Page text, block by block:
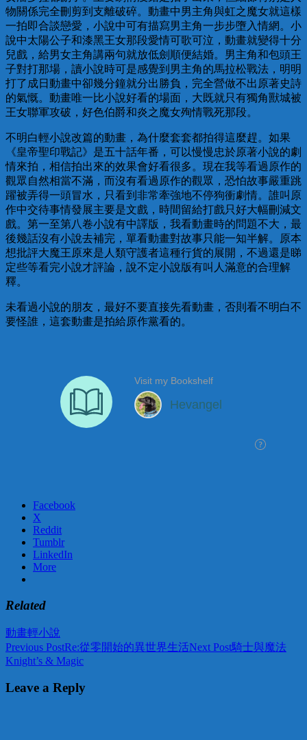
物關係完全刪剪到支離破碎。動畫中男主角與虹之魔女就這樣
一拍即合談戀愛，小說中可有描寫男主角一步步墮入情網。小
說中太陽公子和漆黑王女那段愛情可歌可泣，動畫就變得十分
兒戲，給男女主角講兩句就放低劍順便結婚。男主角和包頭王
子對打那場，讀小說時可是感覺到男主角的馬拉松戰法，明明
打了成日動畫中卻幾分鐘就分出勝負，完全營做不出原著史詩
的氣慨。動畫唯一比小說好看的場面，大既就只有獨角獸城被
王女聯軍攻破，好色伯爵和炎之魔女殉情戰死那段。
不明白輕小說改篇的動畫，為什麼套套都拍得這麼趕。如果
《皇帝聖印戰記》是五十話年番，可以慢慢忠於原著小說的劇
情來拍，相信拍出來的效果會好看很多。現在我等看過原作的
觀眾自然相當不滿，而沒有看過原作的觀眾，恐怕故事嚴重跳
躍被弄得一頭冒水，只看到非常牽強地不停狗衝劇情。誰叫原
作中交待事情發展主要是文戲，時間留給打戲只好大幅刪減文
戲。第一至第八卷小說有中譯版，我看動畫時的問題不大，最
後幾話沒有小說去補完，單看動畫對故事只能一知半解。原本
想批評大魔王原來是人類守護者這種行貨的展開，不過還是睇
定些等看完小說才評論，說不定小說版有叫人滿意的合理解
釋。
未看過小說的朋友，最好不要直接先看動畫，否則看不明白不
要怪誰，這套動畫是拍給原作黨看的。
Facebook
X
Reddit
Tumblr
LinkedIn
More
Related
動畫輕小說
Post
navigation
Previous PostRe:從零開始的異世界生活Next Post騎士與魔法
Knight’s & Magic
Leave a Reply